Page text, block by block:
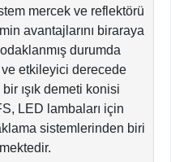
mercek ve reflektörü
avantajlarını biraraya
durumda
ve etkileyici derecede
ışık demeti konisi
LED lambaları için
sistemlerinden biri